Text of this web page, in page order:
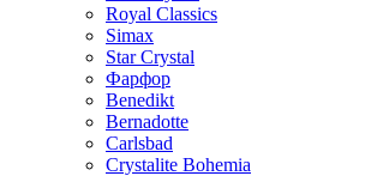
Royal Classics
Simax
Star Crystal
Фарфор
Benedikt
Bernadotte
Carlsbad
Crystalite Bohemia